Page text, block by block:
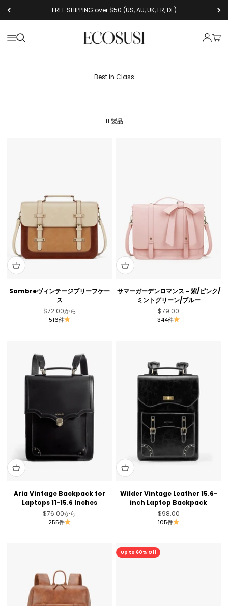
FREE SHIPPING over $50 (US, AU, UK, FR, DE)
メニューを開く
検索を開く Ecosusi アカウ
カー
Best in Class
11 製品
Sombreヴィンテージブリーフケー
ス
セール価格
$72.00から
516件
サマーガーデンロマンス - 紫/ピンク/
ミントグリーン/ブルー
セール価格
$79.00
344件
Aria Vintage Backpack for
Laptops 11-15.6 Inches
セール価格
$76.00から
255件
Wilder Vintage Leather 15.6-
inch Laptop Backpack
セール価格
$98.00
105件
Up to 60% Off
セール